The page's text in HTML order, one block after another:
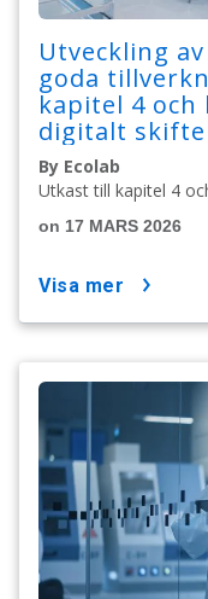
Utveckling
goda
kapitel 4
digitalt skifte
By Ecolab
Utkast till kapitel 4
on 17 MARS 2026
visa mer